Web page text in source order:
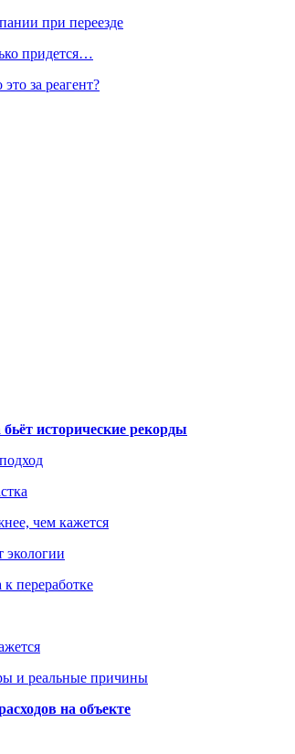
при переезде
придется…
за реагент?
исторические рекорды
чем кажется
экологии
переработке
и реальные причины
на объекте